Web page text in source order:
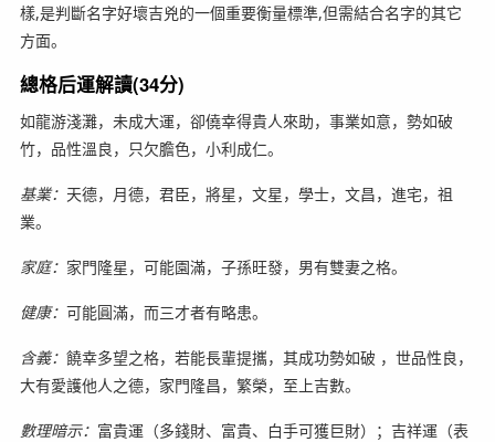
樣,是判斷名字好壞吉兇的一個重要衡量標準,但需結合名字的其它
方面。
總格后運解讀(34分)
如龍游淺灘，未成大運，卻僥幸得貴人來助，事業如意，勢如破
竹，品性溫良，只欠膽色，小利成仁。
基業： 天德，月德，君臣，將星，文星，學士，文昌，進宅，祖
業。
家庭： 家門隆星，可能園滿，子孫旺發，男有雙妻之格。
健康： 可能圓滿，而三才者有略患。
含義： 饒幸多望之格，若能長輩提攜，其成功勢如破 ，世品性良，
大有愛護他人之德，家門隆昌，繁榮，至上吉數。
數理暗示： 富貴運（多錢財、富貴、白手可獲巨財）；吉祥運（表